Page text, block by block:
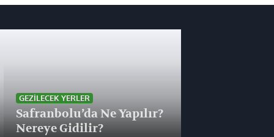
GEZILECEK YERLER
Safranbolu’da Ne Yapılır?
Nereye Gidilir?